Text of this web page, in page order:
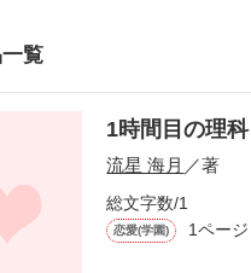
覧
1時間目の理科
流星 海月 ／著
総文字数/1
恋愛(学園) 1ページ